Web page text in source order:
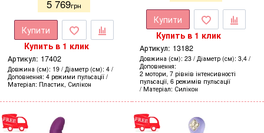
5 769грн
Купити
Купить в 1 клик
Артикул: 17402
Довжина (см) 19 Діаметр (см) 4
Доповнення 4 режими пульсації
Матеріал Пластик, Силікон
Купити
Купить в 1 клик
Артикул: 13182
Довжина (см) 23 Діаметр (см) 3,4
Доповнення
2 мотори, 7 рівнів інтенсивності
пульсації, 6 режимів пульсації
Матеріал Силікон